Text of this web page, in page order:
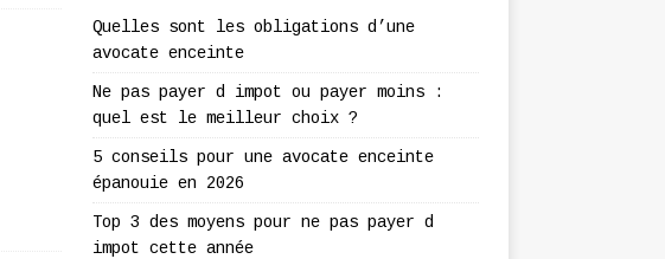
Quelles sont les obligations d’une
avocate enceinte
Ne pas payer d impot ou payer moins :
quel est le meilleur choix ?
5 conseils pour une avocate enceinte
épanouie en 2026
Top 3 des moyens pour ne pas payer d
impot cette année